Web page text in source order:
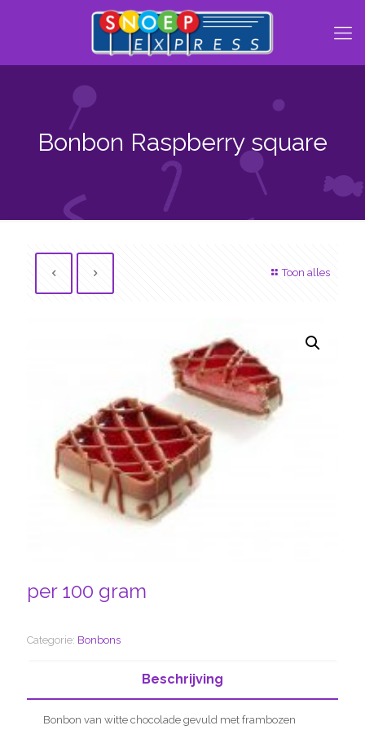
Bonbon Raspberry square
Toon alles
per 100 gram
Categorie: Bonbons
Beschrijving
Bonbon van witte chocolade gevuld met frambozen